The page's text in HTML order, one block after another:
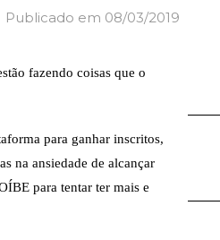
Publicado em 08/03/2019
fazendo coisas que o
para ganhar inscritos,
na ansiedade de alcançar
para tentar ter mais e